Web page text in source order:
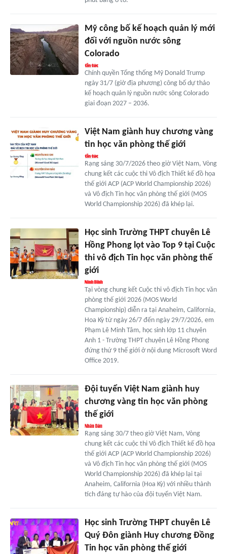
Mỹ công bố kế hoạch quản lý mới
đối với nguồn nước sông
Colorado
Chính quyền Tổng thống Mỹ Donald Trump
ngày 31/7 (giờ địa phương) công bố dự thảo
kế hoạch quản lý nguồn nước sông Colorado
giai đoạn 2027 – 2036.
Việt Nam giành huy chương vàng
tin học văn phòng thế giới
Rạng sáng 30/7/2026 theo giờ Việt Nam, Vòng
chung kết các cuộc thi Vô địch Thiết kế đồ họa
thế giới ACP (ACP World Championship 2026)
và Vô địch Tin học văn phòng thế giới (MOS
World Championship 2026) đã khép lại.
Học sinh Trường THPT chuyên Lê
Hồng Phong lọt vào Top 9 tại Cuộc
thi vô địch Tin học văn phòng thế
giới
Tại vòng chung kết Cuộc thi vô địch Tin học văn
phòng thế giới 2026 (MOS World
Championship) diễn ra tại Anaheim, California,
Hoa Kỳ từ ngày 26/7 đến ngày 29/7/2026, em
Phạm Lê Minh Tâm, học sinh lớp 11 chuyên
Anh 1 - Trường THPT chuyên Lê Hồng Phong
đứng thứ 9 thế giới ở nội dung Microsoft Word
Office 2019.
Đội tuyển Việt Nam giành huy
chương vàng tin học văn phòng
thế giới
Rạng sáng 30/7 theo giờ Việt Nam, Vòng
chung kết các cuộc thi Vô địch Thiết kế đồ họa
thế giới ACP (ACP World Championship 2026)
và Vô địch Tin học văn phòng thế giới (MOS
World Championship 2026) đã khép lại tại
Anaheim, California (Hoa Kỳ) với nhiều thành
tích đáng tự hào của đội tuyển Việt Nam.
Học sinh Trường THPT chuyên Lê
Quý Đôn giành Huy chương Đồng
Tin học văn phòng thế giới